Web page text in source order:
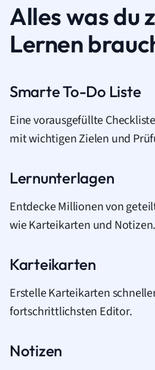
Alles was du
Lernen
Smarte To-Do Liste
Eine vorausgefüllte
mit wichtigen Zielen und
Lernunterlagen
Entdecke Millionen von
wie Karteikarten und Notizen.
Karteikarten
Erstelle Karteikarten
fortschrittlichsten Editor.
Notizen